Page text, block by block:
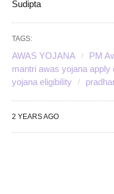
Sudipta
TAGS:
AWAS YOJANA PM
mantri awas yojana apply
yojana eligibility
2 YEARS AGO